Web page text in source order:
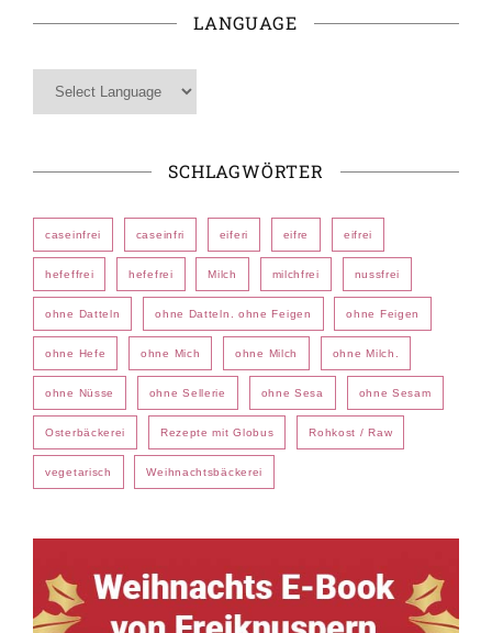
LANGUAGE
SCHLAGWÖRTER
caseinfrei caseinfri eiferi eifre eifrei
hefeffrei hefefrei Milch milchfrei nussfrei
ohne Datteln ohne Datteln. ohne Feigen ohne Feigen
ohne Hefe ohne Mich ohne Milch ohne Milch.
ohne Nüsse ohne Sellerie ohne Sesa ohne Sesam
Osterbäckerei Rezepte mit Globus Rohkost / Raw
vegetarisch Weihnachtsbäckerei